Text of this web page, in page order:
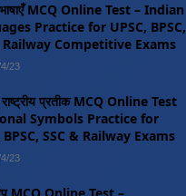
भाषाएँ MCQ Online Test – Indian
Practice for UPSC, BPSC,
Railway Competitive Exams
23
प्रतीक MCQ Online Test
Symbols Practice for
BPSC, SSC & Railway Exams
23